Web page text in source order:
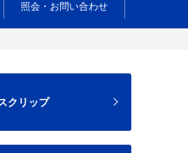
照会・お問い合わせ
クリップ